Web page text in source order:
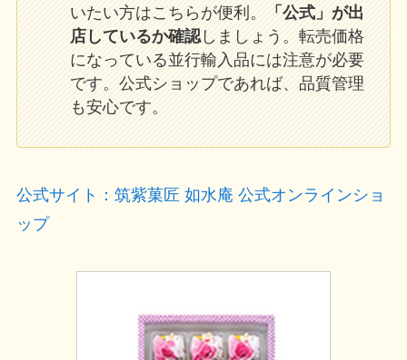
いたい方はこちらが便利。
「公式」が出
店しているか確認しましょう。転売価格
になっている並行輸入品には注意が必要
です。公式ショップであれば、品質管理
も安心です。
公式サイト：筑紫菓匠 如水庵 公式オンラインショ
ップ